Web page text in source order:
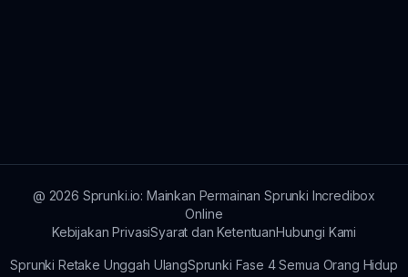
@ 2026 Sprunki.io: Mainkan Permainan Sprunki Incredibox
Online
Kebijakan PrivasiSyarat dan KetentuanHubungi Kami
Sprunki Retake Unggah UlangSprunki Fase 4 Semua Orang Hidup